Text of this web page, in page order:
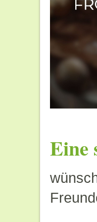
Eine